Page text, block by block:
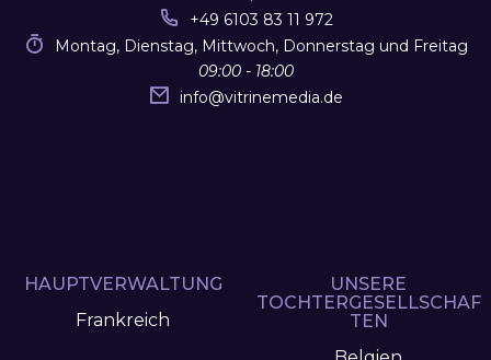
+49 6103 83 11 972
Montag, Dienstag, Mittwoch, Donnerstag und Freitag
09:00 - 18:00
info@vitrinemedia.de
HAUPTVERWALTUNG
Frankreich
UNSERE
TOCHTERGESELLSCHAF
TEN